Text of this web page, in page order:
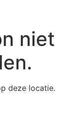
niet
deze locatie.